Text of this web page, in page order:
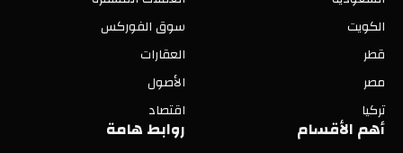
الكويت
قطر
مصر
تركيا
سوق الفوركس
العقارات
الأصول
اقتصاد
أهم الأقسام روابط هامة